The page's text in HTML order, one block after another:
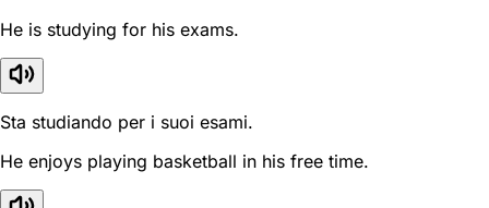
He is studying for his exams.
Sta studiando per i suoi esami.
He enjoys playing basketball in his free time.